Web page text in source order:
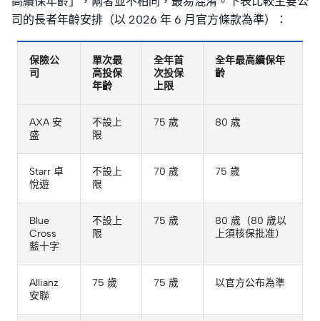
司的長者年齡安排（以 2026 年 6 月官方條款為準）：
保險公
司
單次最
高投保
年齡
全年首
次投保
上限
全年最高續保年
齡
AXA 安
盛
不設上
限
75 歲 80 歲
Starr 卓
悅遊
不設上
限
70 歲 75 歲
Blue
Cross
藍十字
不設上
限
75 歲
80 歲（80 歲以
上須核保批准）
Allianz
安聯
75 歲 75 歲 以官方公布為準